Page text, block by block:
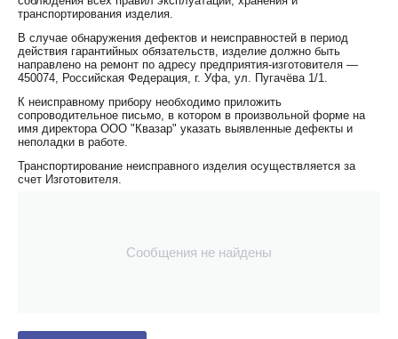
транспортирования изделия.
В случае обнаружения дефектов и неисправностей в период
действия гарантийных обязательств, изделие должно быть
направлено на ремонт по адресу предприятия-изготовителя —
450074, Российская Федерация, г. Уфа, ул. Пугачёва 1/1.
К неисправному прибору необходимо приложить
сопроводительное письмо, в котором в произвольной форме на
имя директора ООО "Квазар" указать выявленные дефекты и
неполадки в работе.
Транспортирование неисправного изделия осуществляется за
счет Изготовителя.
Сообщения не найдены